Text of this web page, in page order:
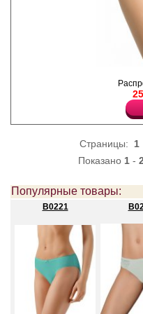
низкой
ноге
На
принт-
часть
Хлопок
Страницы: 1
Показано 1-
Популярные товары:
B0221